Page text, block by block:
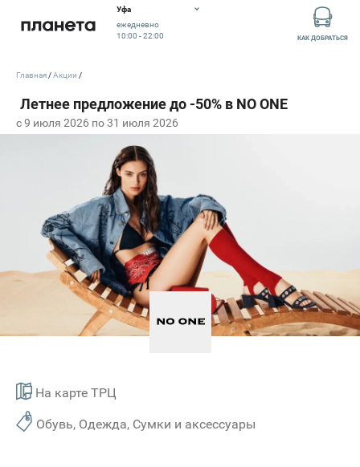
Уфа
ежедневно
10:00 - 22:00
КАК ДОБРАТЬСЯ
c 9 июля 2026 по 31 июля 2026
На карте ТРЦ
Обувь, Одежда, Сумки и аксессуары
Главная Акции